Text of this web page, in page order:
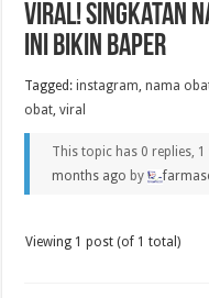
Viral! Singkatan
ini Bikin Baper
Tagged:instagram,nama
obat,viral
This topic has 0 replies,
months ago by
Viewing 1 post (of 1 total)